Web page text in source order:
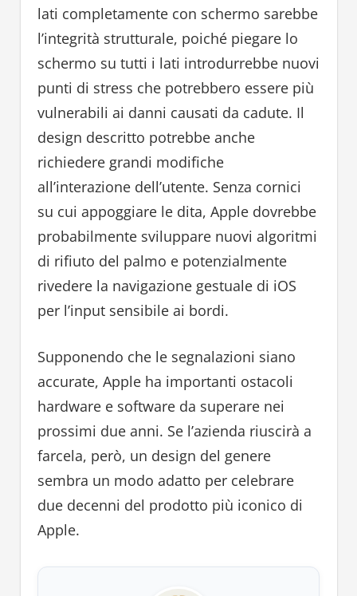
lati completamente con schermo sarebbe
l’integrità strutturale, poiché piegare lo
schermo su tutti i lati introdurrebbe nuovi
punti di stress che potrebbero essere più
vulnerabili ai danni causati da cadute. Il
design descritto potrebbe anche
richiedere grandi modifiche
all’interazione dell’utente. Senza cornici
su cui appoggiare le dita, Apple dovrebbe
probabilmente sviluppare nuovi algoritmi
di rifiuto del palmo e potenzialmente
rivedere la navigazione gestuale di iOS
per l’input sensibile ai bordi.
Supponendo che le segnalazioni siano
accurate, Apple ha importanti ostacoli
hardware e software da superare nei
prossimi due anni. Se l’azienda riuscirà a
farcela, però, un design del genere
sembra un modo adatto per celebrare
due decenni del prodotto più iconico di
Apple.